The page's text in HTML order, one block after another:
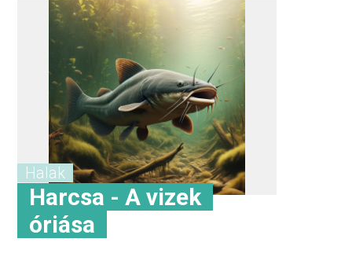
Halak
Harcsa - A vizek
óriása